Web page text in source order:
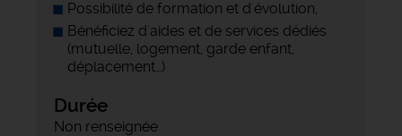
Possibilité de formation et d'évolution,
Bénéficiez d'aides et de services dédiés
(mutuelle, logement, garde enfant,
déplacement…)
Durée
Non renseignée